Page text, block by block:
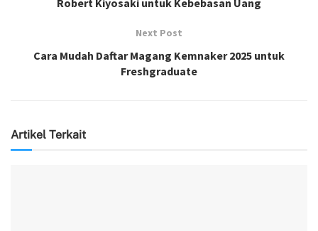
Robert Kiyosaki untuk Kebebasan Uang
Next Post
Cara Mudah Daftar Magang Kemnaker 2025 untuk
Freshgraduate
Artikel Terkait